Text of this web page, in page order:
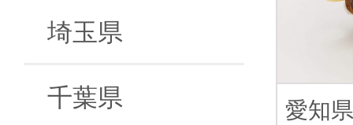
埼玉県
千葉県
愛知県